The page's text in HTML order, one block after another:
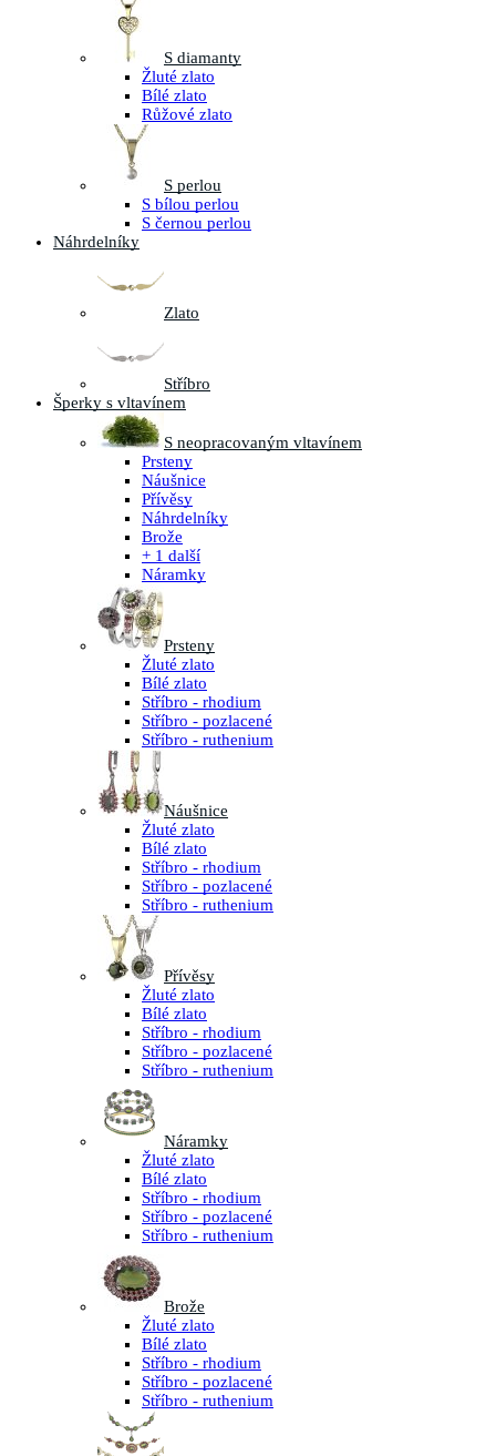
S diamanty
Žluté zlato
Bílé zlato
Růžové zlato
S perlou
S bílou perlou
S černou perlou
Náhrdelníky
Zlato
Stříbro
Šperky s vltavínem
S neopracovaným vltavínem
Prsteny
Náušnice
Přívěsy
Náhrdelníky
Brože
+ 1 další
Náramky
Prsteny
Žluté zlato
Bílé zlato
Stříbro - rhodium
Stříbro - pozlacené
Stříbro - ruthenium
Náušnice
Žluté zlato
Bílé zlato
Stříbro - rhodium
Stříbro - pozlacené
Stříbro - ruthenium
Přívěsy
Žluté zlato
Bílé zlato
Stříbro - rhodium
Stříbro - pozlacené
Stříbro - ruthenium
Náramky
Žluté zlato
Bílé zlato
Stříbro - rhodium
Stříbro - pozlacené
Stříbro - ruthenium
Brože
Žluté zlato
Bílé zlato
Stříbro - rhodium
Stříbro - pozlacené
Stříbro - ruthenium